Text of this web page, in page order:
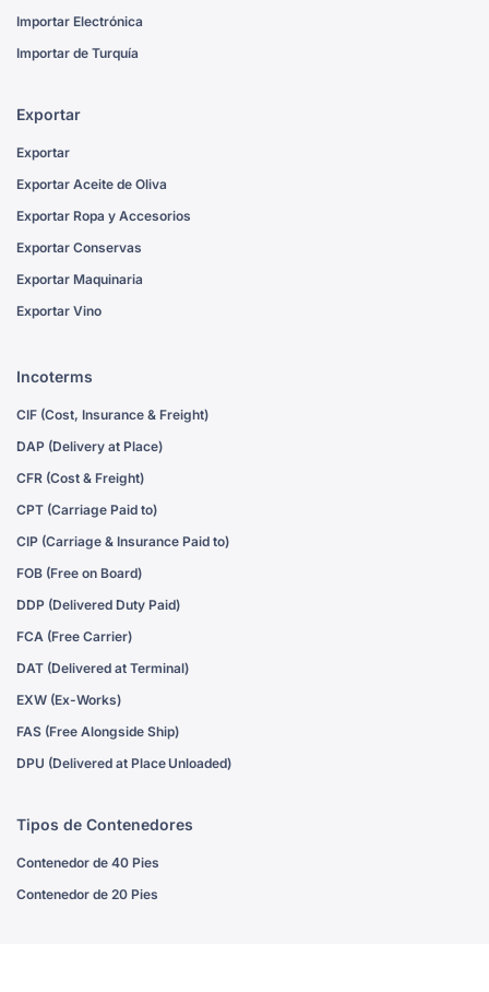
Importar Electrónica
Importar de Turquía
Exportar
Exportar
Exportar Aceite de Oliva
Exportar Ropa y Accesorios
Exportar Conservas
Exportar Maquinaria
Exportar Vino
Incoterms
CIF (Cost, Insurance & Freight)
DAP (Delivery at Place)
CFR (Cost & Freight)
CPT (Carriage Paid to)
CIP (Carriage & Insurance Paid to)
FOB (Free on Board)
DDP (Delivered Duty Paid)
FCA (Free Carrier)
DAT (Delivered at Terminal)
EXW (Ex-Works)
FAS (Free Alongside Ship)
DPU (Delivered at Place Unloaded)
Tipos de Contenedores
Contenedor de 40 Pies
Contenedor de 20 Pies